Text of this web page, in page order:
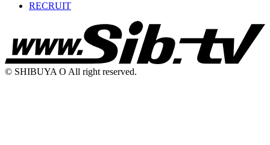
RECRUIT
© SHIBUYA O All right reserved.